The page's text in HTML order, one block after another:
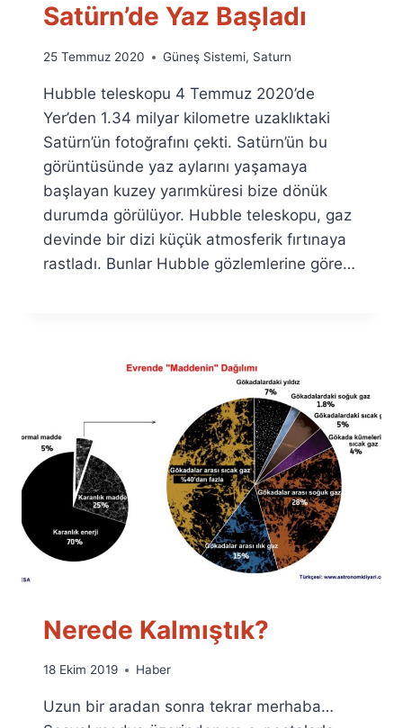
Satürn’de Yaz Başladı
By
Fuat
Özyar
25 Temmuz 2020 Güneş Sistemi, Saturn
Hubble teleskopu 4 Temmuz 2020’de
Yer’den 1.34 milyar kilometre uzaklıktaki
Satürn’ün fotoğrafını çekti. Satürn’ün bu
görüntüsünde yaz aylarını yaşamaya
başlayan kuzey yarımküresi bize dönük
durumda görülüyor. Hubble teleskopu, gaz
devinde bir dizi küçük atmosferik fırtınaya
rastladı. Bunlar Hubble gözlemlerine göre…
Nerede Kalmıştık?
By
Fuat
18 Ekim 2019 Haber
Uzun bir aradan sonra tekrar merhaba…